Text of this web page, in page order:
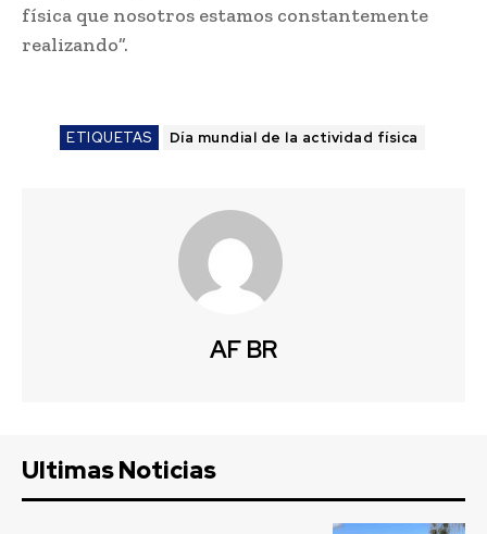
física que nosotros estamos constantemente
realizando”.
ETIQUETAS Día mundial de la actividad física
AF BR
Ultimas Noticias